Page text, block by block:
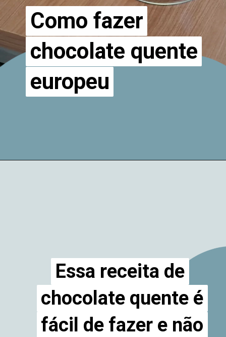
Como fazer
chocolate quente
europeu
Como fazer
chocolate quente
europeu
Essa receita de
chocolate quente é
fácil de fazer e não
Essa receita de
chocolate quente é
fácil de fazer e não